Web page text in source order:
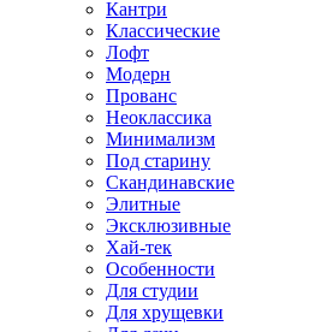
Кантри
Классические
Лофт
Модерн
Прованс
Неоклассика
Минимализм
Под старину
Скандинавские
Элитные
Эксклюзивные
Хай-тек
Особенности
Для студии
Для хрущевки